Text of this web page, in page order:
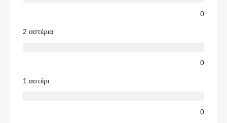
0
2 αστέρια
0
1 αστέρι
0